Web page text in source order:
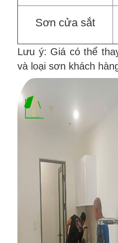
Sơn cửa sắt
Lưu ý: Giá có thể
và loại sơn khách